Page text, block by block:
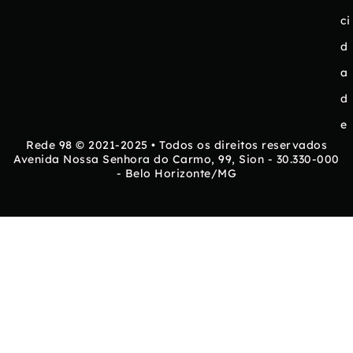
ci
d
a
d
e
Rede 98 © 2021-2025 • Todos os direitos reservados
Avenida Nossa Senhora do Carmo, 99, Sion - 30.330-000
- Belo Horizonte/MG